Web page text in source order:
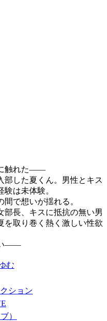
触れた――
部した夏くん。男性とキス
は未体験。
で想いが揺れる。
部長、キスに抵抗の無い男
取り巻く熱く激しい性欲
――
む
ション
）